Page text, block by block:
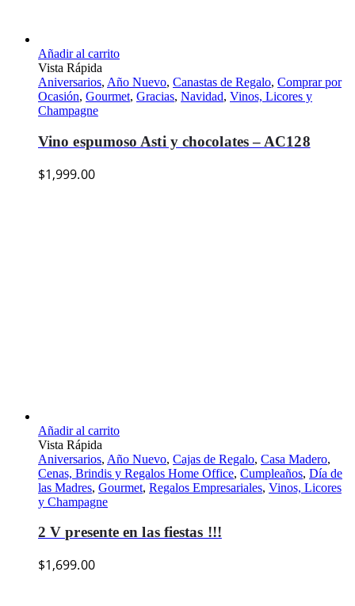
Añadir al carrito
Vista Rápida
Aniversarios, Año Nuevo, Canastas de Regalo, Comprar por
Ocasión, Gourmet, Gracias, Navidad, Vinos, Licores y
Champagne
Vino espumoso Asti y chocolates – AC128
$1,999.00
Añadir al carrito
Vista Rápida
Aniversarios, Año Nuevo, Cajas de Regalo, Casa Madero,
Cenas, Brindis y Regalos Home Office, Cumpleaños, Día de
las Madres, Gourmet, Regalos Empresariales, Vinos, Licores
y Champagne
2 V presente en las fiestas !!!
$1,699.00